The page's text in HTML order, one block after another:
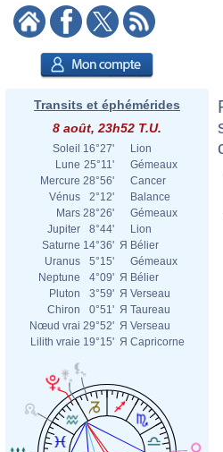
Transits et éphémérides
8 août, 23h52 T.U.
Soleil 16°27'
Lion
Lune 25°11'
Gémeaux
Mercure 28°56'
Cancer
Vénus
2°12'
Balance
Mars 28°26'
Gémeaux
Jupiter
8°44'
Lion
Saturne 14°36' Я Bélier
Uranus
5°15'
Gémeaux
Neptune
4°09' Я Bélier
Pluton
3°59' Я Verseau
Chiron
0°51' Я Taureau
Nœud vrai 29°52' Я Verseau
Lilith vraie 19°15' Я Capricorne